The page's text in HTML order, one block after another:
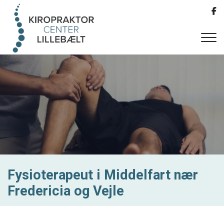
hovedindhold
Fysioterapeut i Middelfart nær
Fredericia og Vejle